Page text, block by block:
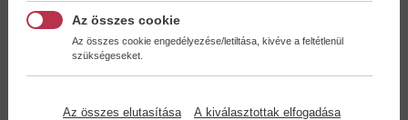
Az összes cookie
Az összes cookie engedélyezése/letiltása, kivéve a feltétlenül
szükségeseket.
Az összes elutasítása A kiválasztottak elfogadása